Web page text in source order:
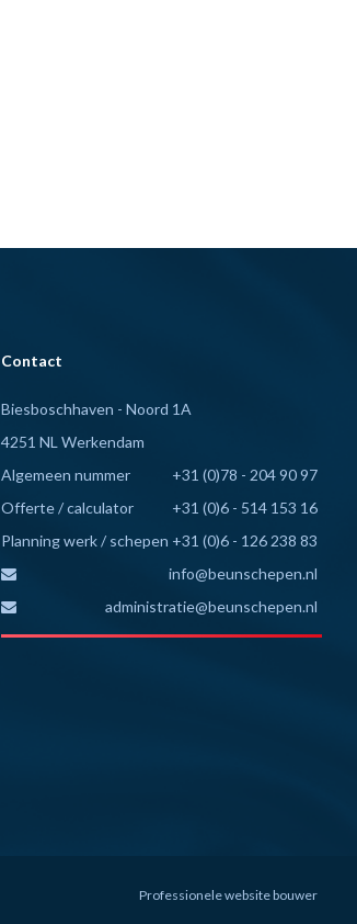
Contact
Biesboschhaven - Noord 1A
4251 NL Werkendam
Algemeen nummer
+31 (0)78 - 204 90 97
Offerte / calculator
+31 (0)6 - 514 153 16
Planning werk / schepen +31 (0)6 - 126 238 83
info@beunschepen.nl
administratie@beunschepen.nl
Professionele website bouwer